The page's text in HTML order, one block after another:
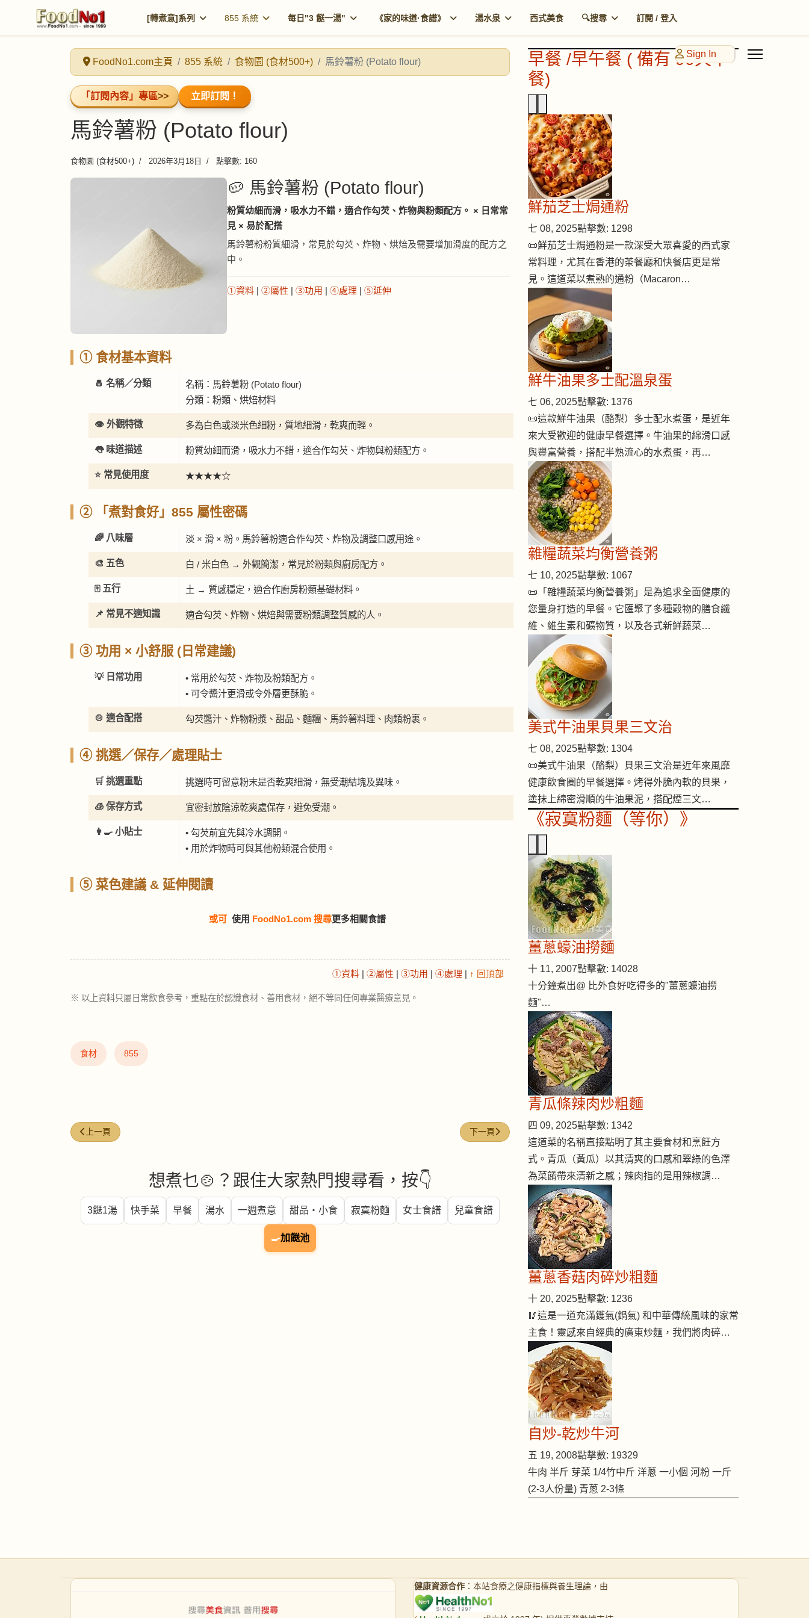
[轉煮意]系列 855 系統 每日"3 餸一湯" 《家的味道·食譜》 湯水泉 西式美食 🔍搜尋 訂閱 / 登入
Sign In
FoodNo1.com主頁 855 系統 食物園 (食材500+) 馬鈴薯粉 (Potato flour)
「訂閱內容」專區>> 立即訂閱！
馬鈴薯粉 (Potato flour)
食物園 (食材500+) 2026年3月18日 點擊數: 160
🥔 馬鈴薯粉 (Potato flour)
粉質幼細而滑，吸水力不錯，適合作勾芡、炸物與粉類配方。 × 日常常
見 × 易於配搭
馬鈴薯粉粉質細滑，常見於勾芡、炸物、烘焙及需要增加滑度的配方之
中。
①資料 | ②屬性 | ③功用 | ④處理 | ⑤延伸
① 食材基本資料
🧂 名稱／分類
名稱：馬鈴薯粉 (Potato flour)
分類：粉類、烘焙材料
👁️ 外觀特徵 多為白色或淡米色細粉，質地細滑，乾爽而輕。
👅 味道描述 粉質幼細而滑，吸水力不錯，適合作勾芡、炸物與粉類配方。
⭐ 常見使用度 ★★★★☆
② 「煮對食好」855 屬性密碼
🌈 八味層 淡 × 滑 × 粉。馬鈴薯粉適合作勾芡、炸物及調整口感用途。
🎨 五色 白 / 米白色 → 外觀簡潔，常見於粉類與廚房配方。
🀄 五行 土 → 質感穩定，適合作廚房粉類基礎材料。
📌 常見不適知識 適合勾芡、炸物、烘焙與需要粉類調整質感的人。
③ 功用 × 小舒服 (日常建議)
💡 日常功用
• 常用於勾芡、炸物及粉類配方。
• 可令醬汁更滑或令外層更酥脆。
🍲 適合配搭 勾芡醬汁、炸物粉漿、甜品、麵糰、馬鈴薯料理、肉類粉裹。
④ 挑選／保存／處理貼士
🛒 挑選重點 挑選時可留意粉末是否乾爽細滑，無受潮結塊及異味。
🧊 保存方式 宜密封放陰涼乾爽處保存，避免受潮。
👩‍🍳 小貼士
• 勾芡前宜先與冷水調開。
• 用於炸物時可與其他粉類混合使用。
⑤ 菜色建議 & 延伸閱讀
或可 使用 FoodNo1.com 搜尋更多相關食譜
①資料 | ②屬性 | ③功用 | ④處理 | ↑ 回頂部
※ 以上資料只屬日常飲食參考，重點在於認識食材、善用食材，絕不等同任何專業醫療意見。
食材 855
上一篇文章: 蕎麥麵 (Buckwheat noodles)
上一頁 下一篇文章: 全脂奶 (Whole milk)
下一頁
想煮乜🍲？跟住大家熱門搜尋看，按👇
3餸1湯 快手菜 早餐 湯水 一週煮意 甜品・小食 寂寞粉麵 女士食譜 兒童食譜
🍳加餸池
早餐 /早午餐 ( 備有 90天早
餐)
鮮茄芝士焗通粉
七 08, 2025點擊數: 1298
📜鮮茄芝士焗通粉是一款深受大眾喜愛的西式家
常料理，尤其在香港的茶餐廳和快餐店更是常
見。這道菜以煮熟的通粉（Macaron…
鮮牛油果多士配溫泉蛋
七 06, 2025點擊數: 1376
📜這款鮮牛油果（酪梨）多士配水煮蛋，是近年
來大受歡迎的健康早餐選擇。牛油果的綿滑口感
與豐富營養，搭配半熟流心的水煮蛋，再…
雜糧蔬菜均衡營養粥
七 10, 2025點擊數: 1067
📜「雜糧蔬菜均衡營養粥」是為追求全面健康的
您量身打造的早餐。它匯聚了多種穀物的膳食纖
維、維生素和礦物質，以及各式新鮮蔬菜…
美式牛油果貝果三文治
七 08, 2025點擊數: 1304
📜美式牛油果（酪梨）貝果三文治是近年來風靡
健康飲食圈的早餐選擇。烤得外脆內軟的貝果，
塗抹上綿密滑順的牛油果泥，搭配煙三文…
《寂寞粉麵（等你）》
薑蔥蠔油撈麵
十 11, 2007點擊數: 14028
十分鐘煮出@ 比外食好吃得多的"薑蔥蠔油撈
麵"…
青瓜條辣肉炒粗麵
四 09, 2025點擊數: 1342
這道菜的名稱直接點明了其主要食材和烹飪方
式。青瓜（黃瓜）以其清爽的口感和翠綠的色澤
為菜餚帶來清新之感；辣肉指的是用辣椒調…
薑蔥香菇肉碎炒粗麵
十 20, 2025點擊數: 1236
🥢這是一道充滿鑊氣(鍋氣) 和中華傳統風味的家常
主食！靈感來自經典的廣東炒麵，我們將肉碎…
自炒-乾炒牛河
五 19, 2008點擊數: 19329
牛肉 半斤 芽菜 1/4竹中斤 洋蔥 一小個 河粉 一斤
(2-3人份量) 青蔥 2-3條
健康資源合作 ：本站食療之健康指標與養生理論，由